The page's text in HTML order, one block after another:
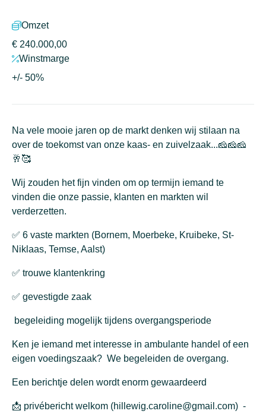
Omzet
€ 240.000,00
Winstmarge
+/- 50%
Na vele mooie jaren op de markt denken wij stilaan na
over de toekomst van onze kaas- en zuivelzaak...🧀🧀🧀
🥂🥰
Wij zouden het fijn vinden om op termijn iemand te
vinden die onze passie, klanten en markten wil
verderzetten.
✅ 6 vaste markten (Bornem, Moerbeke, Kruibeke, St-
Niklaas, Temse, Aalst)
✅ trouwe klantenkring
✅ gevestigde zaak
begeleiding mogelijk tijdens overgangsperiode
Ken je iemand met interesse in ambulante handel of een
eigen voedingszaak? We begeleiden de overgang.
Een berichtje delen wordt enorm gewaardeerd
📩 privébericht welkom (hillewig.caroline@gmail.com) -